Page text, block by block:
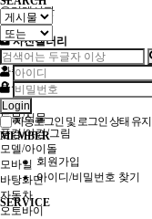
유머게시판
질문/요청
사진갤러리
인물
가족/아이
음식
여행
동물/식물
풍경/야경/그림
모델/아이돌
모바일
바탕화면
자동차
오토바이
Login
자동로그인 및 로그인 상태 유지
MEMBER
회원가입
아이디/비밀번호 찾기
SERVICE